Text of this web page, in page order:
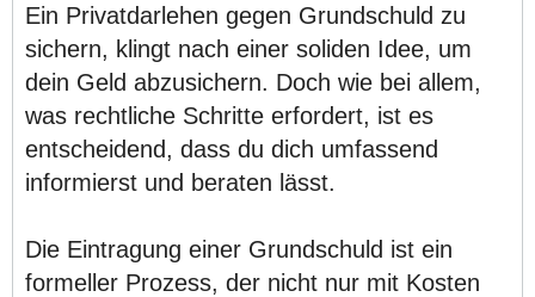
Ein Privatdarlehen gegen Grundschuld zu
sichern, klingt nach einer soliden Idee, um
dein Geld abzusichern. Doch wie bei allem,
was rechtliche Schritte erfordert, ist es
entscheidend, dass du dich umfassend
informierst und beraten lässt.
Die Eintragung einer Grundschuld ist ein
formeller Prozess, der nicht nur mit Kosten